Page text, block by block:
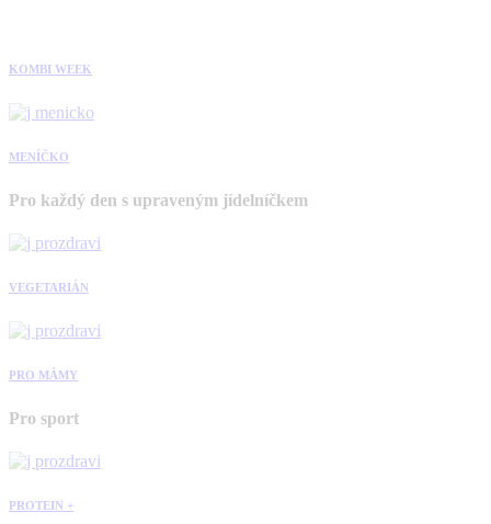
KOMBI WEEK
MENÍČKO
Pro každý den s upraveným jídelníčkem
VEGETARIÁN
PRO MÁMY
Pro sport
PROTEIN +